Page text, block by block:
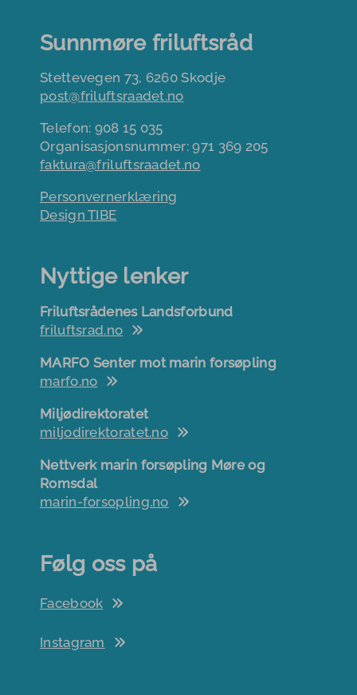
Sunnmøre friluftsråd
Stettevegen 73, 6260 Skodje
post@friluftsraadet.no
Telefon: 908 15 035
Organisasjonsnummer: 971 369 205
faktura@friluftsraadet.no
Personvernerklæring
Design TIBE
Nyttige lenker
Friluftsrådenes Landsforbund
friluftsrad.no
MARFO Senter mot marin forsøpling
marfo.no
Miljødirektoratet
miljodirektoratet.no
Nettverk marin forsøpling Møre og
Romsdal
marin-forsopling.no
Følg oss på
Facebook
Instagram